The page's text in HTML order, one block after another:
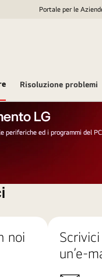
Portale per le
Risoluzione problemi
LG
periferiche ed i programmi del
noi
Scrivici
un’e-